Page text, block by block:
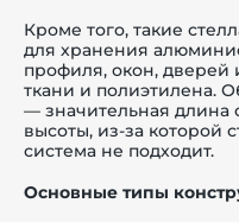
Кроме того, такие
для хранения
профиля, окон, дверей
ткани и полиэтилена.
— значительная
высоты, из-за которой
система не подходит.
Основные типы